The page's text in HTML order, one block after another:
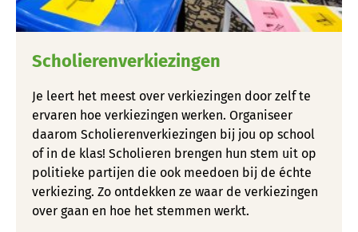
Scholierenverkiezingen
Je leert het meest over verkiezingen door zelf te
ervaren hoe verkiezingen werken. Organiseer
daarom Scholierenverkiezingen bij jou op school
of in de klas! Scholieren brengen hun stem uit op
politieke partijen die ook meedoen bij de échte
verkiezing. Zo ontdekken ze waar de verkiezingen
over gaan en hoe het stemmen werkt.